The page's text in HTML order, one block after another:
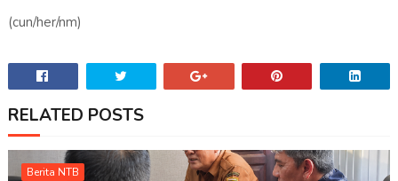
(cun/her/nm)
RELATED POSTS
Berita NTB